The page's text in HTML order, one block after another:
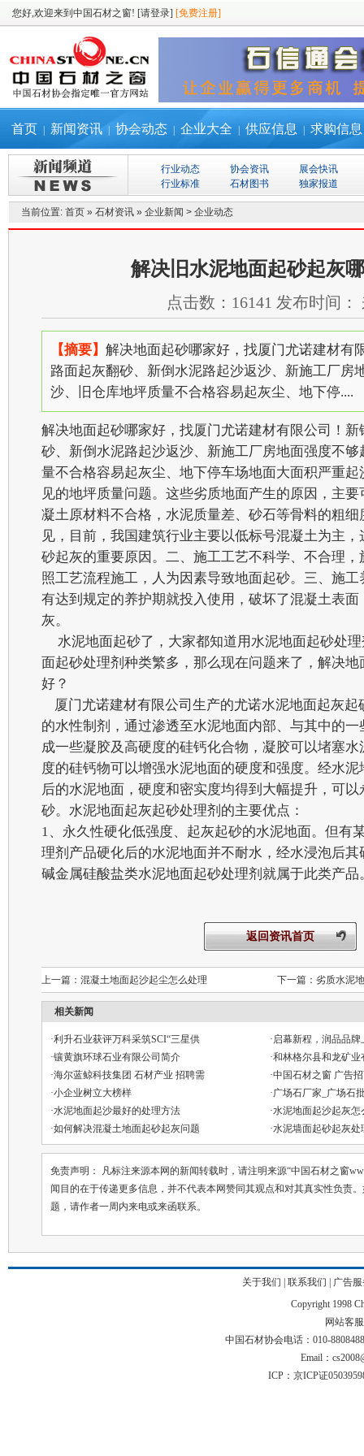
您好,欢迎来到中国石材之窗! [请登录] [免费注册]
首页 新闻资讯 协会动态 企业大全 供应信息 求购信息
行业动态 协会资讯
展会快讯
行业标准
石材图书 独家报道
当前位置: 首页 » 石材资讯 » 企业新闻 > 企业动态
解决旧水泥地面起砂起灰
点击数： 16141 发布时间：
【摘要】 解决地面起砂哪家好，找厦门尤诺建材有
路面起灰翻砂、新倒水泥路起沙返沙、新施工厂房
沙、旧仓库地坪质量不合格容易起灰尘、地下停....
解决地面起砂哪家好，找厦门尤诺建材有限公司！
砂、新倒水泥路起沙返沙、新施工厂房地面强度不
量不合格容易起灰尘、地下停车场地面大面积严重
见的地坪质量问题。这些劣质地面产生的原因，主
凝土原材料不合格，水泥质量差、砂石等骨料的粗
见，目前，我国建筑行业主要以低标号混凝土为主
砂起灰的重要原因。二、施工工艺不科学、不合理
照工艺流程施工，人为因素导致地面起砂。三、施
有达到规定的养护期就投入使用，破坏了混凝土表
灰。
水泥地面起砂了，大家都知道用水泥地面起砂处
面起砂处理剂种类繁多，那么现在问题来了，解决
好？
厦门尤诺建材有限公司生产的尤诺水泥地面起灰起
的水性制剂，通过渗透至水泥地面内部、与其中的
成一些凝胶及高硬度的硅钙化合物，凝胶可以堵塞
度的硅钙物可以增强水泥地面的硬度和强度。经水
后的水泥地面，硬度和密实度均得到大幅提升，可
砂。水泥地面起灰起砂处理剂的主要优点：
1、永久性硬化低强度、起灰起砂的水泥地面。但有
理剂产品硬化后的水泥地面并不耐水，经水浸泡后
碱金属硅酸盐类水泥地面起砂处理剂就属于此类
返回资讯首页
上一篇： 混凝土地面起沙起尘怎么处理 下一篇： 劣质水泥
相关新闻
·利升石业获评万科采筑SCI“三星供 ·启幕新程，润品品
·镶黄旗环球石业有限公司简介 ·和林格尔县和龙矿业
·海尔蓝鲸科技集团 石材产业 招聘需 ·中国石材之窗 广告
·小企业树立大榜样 ·广场石厂家_广场石
·水泥地面起沙最好的处理方法 ·水泥地面起沙起灰怎
·如何解决混凝土地面起砂起灰问题 ·水泥墙面起砂起灰处
免责声明： 凡标注来源本网的新闻转载时，请注明来源“中国石材之窗
闻目的在于传递更多信息，并不代表本网赞同其观点和对其真实性负责
题，请作者一周内来电或来函联系。
关于我们 联系我们
广告
Copyright 1998
网站客
中国石材协会电话：010-
Email：
ICP：京ICP证